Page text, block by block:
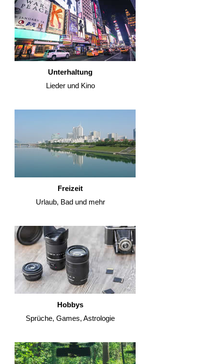
Unterhaltung
Lieder und Kino
Freizeit
Urlaub, Bad und mehr
Hobbys
Sprüche, Games, Astrologie